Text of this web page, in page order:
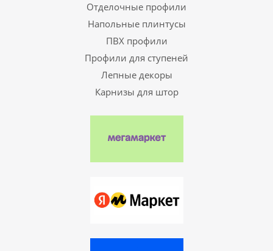
Отделочные профили
Напольные плинтусы
ПВХ профили
Профили для ступеней
Лепные декоры
Карнизы для штор